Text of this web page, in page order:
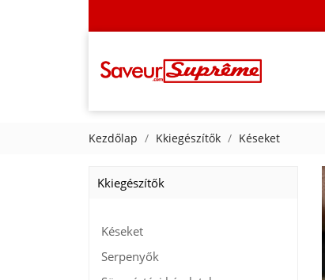
Kezdőlap Kkiegészítők Késeket
Kkiegészítők
Késeket
Serpenyők